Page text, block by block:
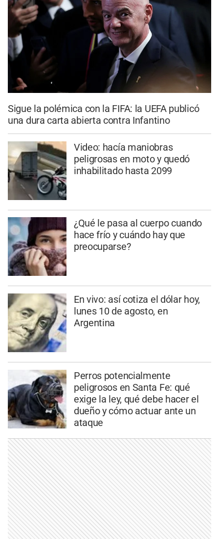
Sigue la polémica con la FIFA: la UEFA publicó
una dura carta abierta contra Infantino
Video: hacía maniobras
peligrosas en moto y quedó
inhabilitado hasta 2099
¿Qué le pasa al cuerpo cuando
hace frío y cuándo hay que
preocuparse?
En vivo: así cotiza el dólar hoy,
lunes 10 de agosto, en
Argentina
Perros potencialmente
peligrosos en Santa Fe: qué
exige la ley, qué debe hacer el
dueño y cómo actuar ante un
ataque